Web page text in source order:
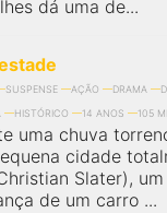
dá uma de...
SUSPENSE AÇÃO DRAMA
HISTÓRICO 14 ANOS 105
uma chuva
cidade
Slater),
de um carro ...